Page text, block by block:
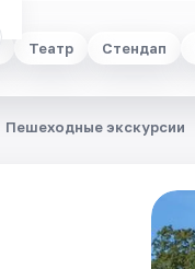
Театр Стендап
Пешеходные экскурсии